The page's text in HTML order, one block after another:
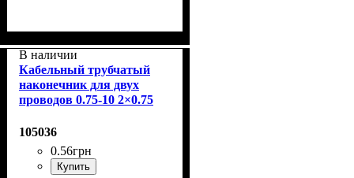
В наличии
Кабельный трубчатый
наконечник для двух
проводов 0.75-10 2×0.75
фланцем
105036
0.56грн
Купить